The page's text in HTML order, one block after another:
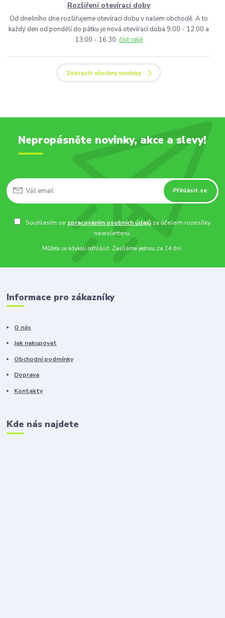
Rozšíření otevírací doby
Od dnešního dne rozšiřujeme otevírací dobu v našem obchodě. A to
každý den od pondělí do pátku je nová otevírací doba 9:00 - 12:00 a
13:00 - 16:30. číst celé
Zobrazit všechny novinky
Nepropásněte novinky, akce a slevy!
Přihlásit se
Souhlasím se zpracováním osobních údajů za účelem rozesílky
newsletteru.
Můžete se kdykoli odhlásit. Zasíláme jednou za 14 dní.
Informace pro zákazníky
O nás
Jak nakupovat
Obchodní podmínky
Doprava
Kontakty
Kde nás najdete